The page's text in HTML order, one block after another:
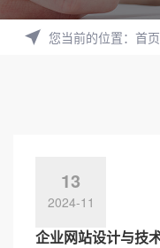
您当前的位置： 首页
13
2024-11
企业网站设计与技